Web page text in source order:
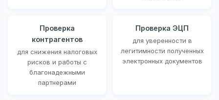
Проверка
контрагентов
для снижения налоговых
рисков и работы с
благонадежными
партнерами
Проверка ЭЦП
для уверенности в
легитимности полученных
электронных документов